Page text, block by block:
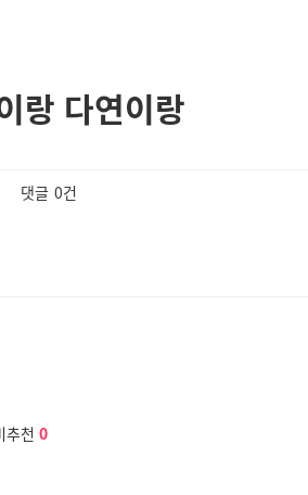
랑 다연이랑
댓글 0건
추천0